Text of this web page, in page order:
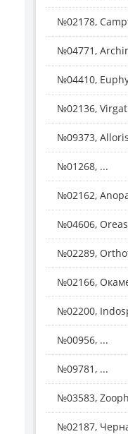
№02178,
№04771,
№04410,
№02136,
№09373,
№01268, ...
№02162,
№04606,
№02289,
№02166,
№02200,
№00956, ...
№09781, ...
№03583,
№02187,